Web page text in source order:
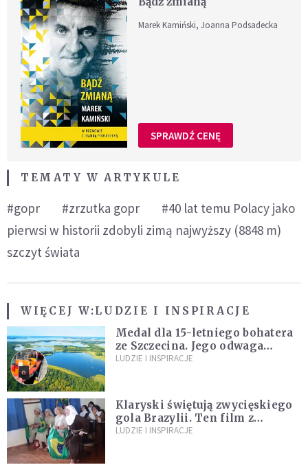
Marek Kamiński, Joanna Podsadecka
SPRAWDŹ CENĘ
TEMATY W ARTYKULE
#gopr #zrzutka gopr
#40 lat temu Polacy jako
pierwsi w historii zdobyli zimą najwyższy (8848 m)
szczyt świata
WIĘCEJ W:LUDZIE I INSPIRACJE
Medal dla 15-letniego bohatera
ze Szczecina. Jego odwaga
ocaliła ludzkie życie
LUDZIE I INSPIRACJE
Klaryski świętują zwycięskiego
gola Brazylii. Ten film z
zakonnicami obejrzały już
LUDZIE I INSPIRACJE